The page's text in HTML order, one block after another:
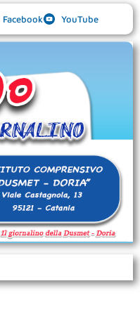
Facebook YouTube